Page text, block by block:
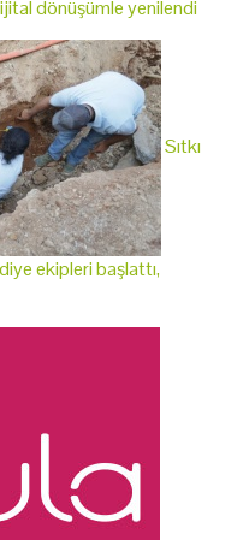
dönüşümle yenilendi
Sıtkı
ekipleri başlattı,